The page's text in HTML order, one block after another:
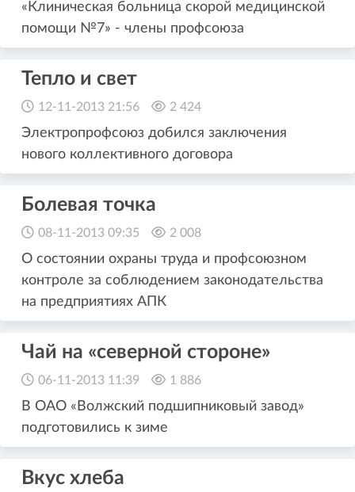
«Клиническая больница скорой медицинской
помощи №7» - члены профсоюза
Тепло и свет
12-11-2013 21:56 2 424
Электропрофсоюз добился заключения
нового коллективного договора
Болевая точка
08-11-2013 09:35 2 008
О состоянии охраны труда и профсоюзном
контроле за соблюдением законодательства
на предприятиях АПК
Чай на «северной стороне»
06-11-2013 11:39 1 886
В ОАО «Волжский подшипниковый завод»
подготовились к зиме
Вкус хлеба